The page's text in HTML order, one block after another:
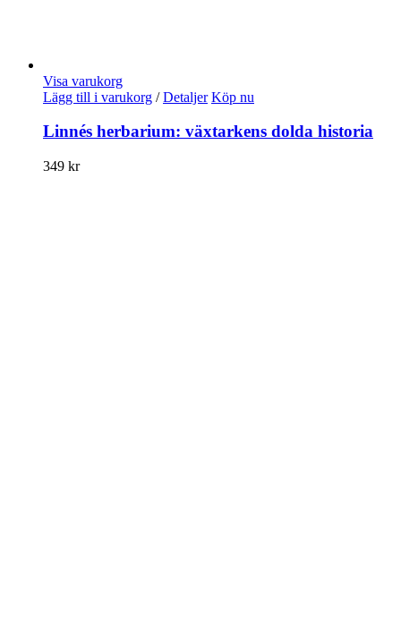
Visa varukorg
Lägg till i varukorg / Detaljer Köp nu
Linnés herbarium: växtarkens dolda historia
349 kr